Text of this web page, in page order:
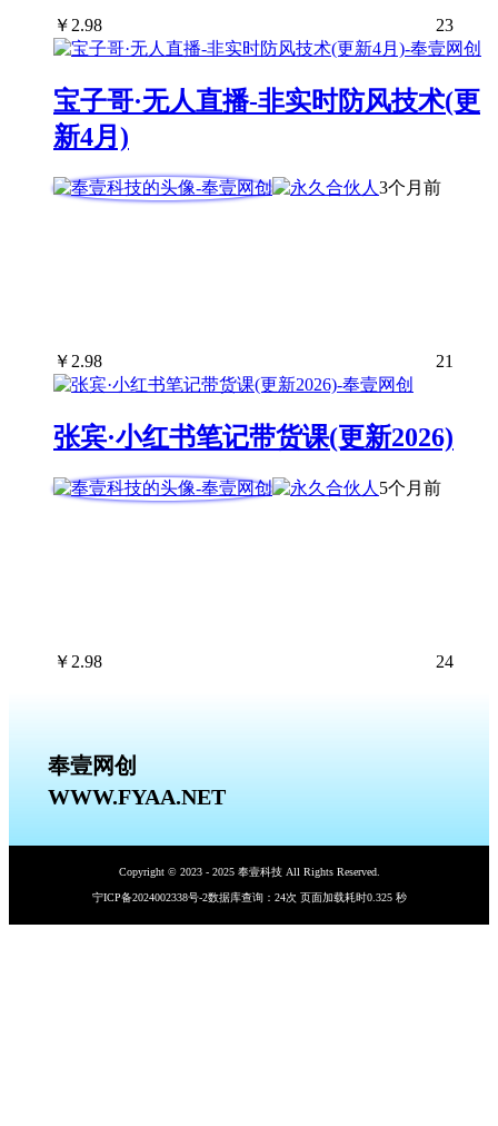
￥ 2.98 23
宝子哥·无人直播-非实时防风技术(更
新4月)
3个月前
￥ 2.98 21
张宾·小红书笔记带货课(更新2026)
5个月前
￥ 2.98 24
奉壹网创
WWW.FYAA.NET
Copyright © 2023 - 2025 奉壹科技 All Rights Reserved.
宁ICP备2024002338号-2数据库查询：24次 页面加载耗时0.325 秒